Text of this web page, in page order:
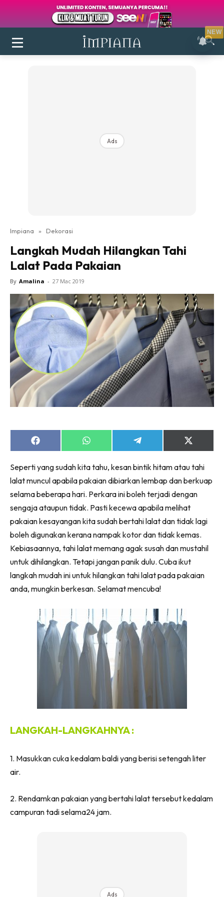
Login|Register
Ruang Makan
Ruang Tamu
Direktori
Interior Design
Landskap
DIY
Bilik Air
Bilik Tidur
Dapur
Ruang Makan
Make Over
Bilik Air
Ruang Makan
Ruang Tamu
Menarik Lagi
Casa Impiana
Impiana Makeover
Makeover Ruang Selebriti
Destinasi
Hotel
Kafe
Hartanah
High Rise
Landed
Video
Beli Di Mana
Buat Sendiri
Ilham Impiana
Ilham Impiana 360
Ilham Impiana Inspirasi Selebriti
Impiana TV
Tip Laman
Ads
Impiana » Dekorasi
Langkah Mudah Hilangkan Tahi
Lalat Pada Pakaian
By Amalina - 27 Mac 2019
Share
on
Share
on
Share
on
Share
on
(Twitter)
Seperti yang sudah kita tahu, kesan bintik hitam atau tahi
lalat muncul apabila pakaian dibiarkan lembap dan berkuap
selama beberapa hari. Perkara ini boleh terjadi dengan
sengaja ataupun tidak. Pasti kecewa apabila melihat
pakaian kesayangan kita sudah bertahi lalat dan tidak lagi
boleh digunakan kerana nampak kotor dan tidak kemas.
Kebiasaannya, tahi lalat memang agak susah dan mustahil
untuk dihilangkan. Tetapi jangan panik dulu. Cuba ikut
langkah mudah ini untuk hilangkan tahi lalat pada pakaian
anda, mungkin berkesan. Selamat mencuba!
LANGKAH-LANGKAHNYA :
1. Masukkan cuka kedalam baldi yang berisi setengah liter
air.
2. Rendamkan pakaian yang bertahi lalat tersebut kedalam
campuran tadi selama24 jam.
Ads
NEW